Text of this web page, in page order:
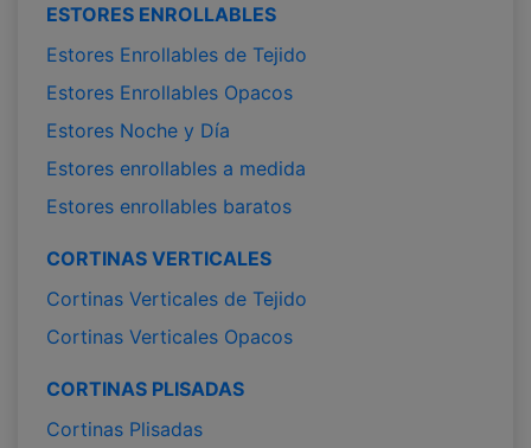
ESTORES ENROLLABLES
Estores Enrollables de Tejido
Estores Enrollables Opacos
Estores Noche y Día
Estores enrollables a medida
Estores enrollables baratos
CORTINAS VERTICALES
Cortinas Verticales de Tejido
Cortinas Verticales Opacos
CORTINAS PLISADAS
Cortinas Plisadas